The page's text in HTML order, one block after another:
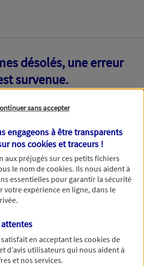
désolés, une erreur
survenue.
une erreur technique nous empêche
N'hésitez pas à rafraichir ce
dans quelques minutes.
sans accepter
engageons à être transparents
noscookies et traceurs !
aux préjugés sur ces petits fichiers
le nom decookies. Ils nous aident à
essentielles pour garantir la sécurité
votre expérience en ligne, dans le
attentes
en acceptant lescookiesde
d’avis utilisateurs qui nous aident à
et nos services.